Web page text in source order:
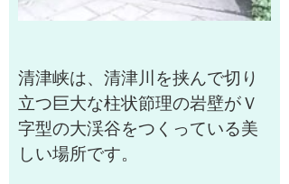
清津峡は、清津川を挟んで切り
立つ巨大な柱状節理の岩壁がＶ
字型の大渓谷をつくっている美
しい場所です。